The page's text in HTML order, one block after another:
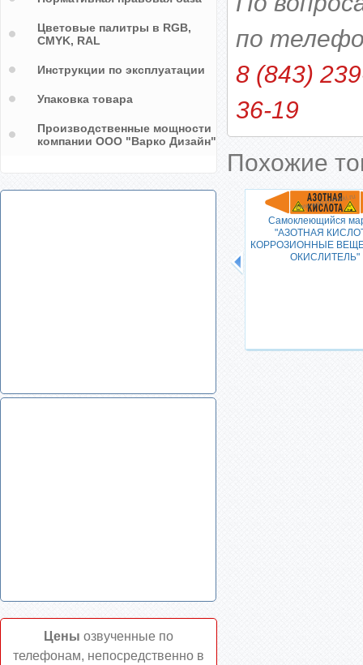
по
8 (843)
36-19
Похожие
Самоклеющийся
"АЗОТНАЯ
КОРРОЗИОННЫЕ
ОКИСЛИТЕЛЬ"
Цветовые палитры в RGB,
CMYK, RAL
Инструкции по эксплуатации
Упаковка товара
Производственные мощности
компании ООО "Варко Дизайн"
Цены озвученные по
телефонам, непосредственно в